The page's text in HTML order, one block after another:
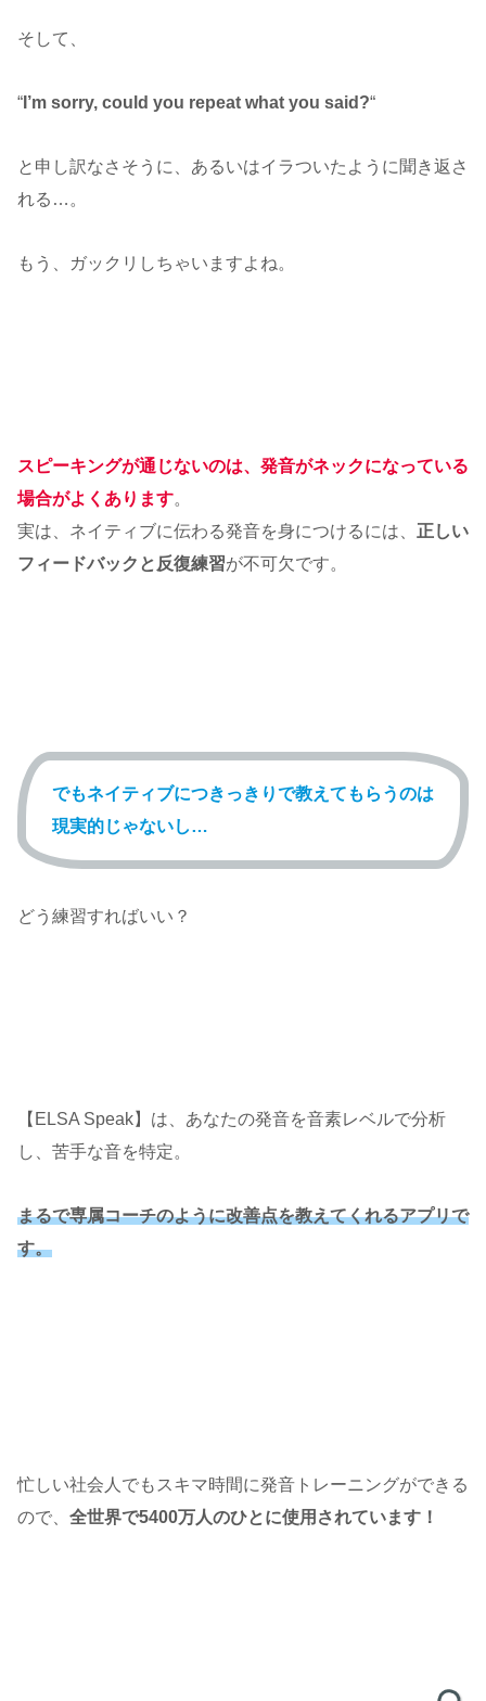
そして、
“ I’m sorry, could you repeat what you said?“
と申し訳なさそうに、あるいはイラついたように聞き返さ
れる…。
もう、ガックリしちゃいますよね。
スピーキングが通じないのは、発音がネックになっている
場合がよくあります。
実は、ネイティブに伝わる発音を身につけるには、 正しい
フィードバックと反復練習が不可欠です。
でもネイティブにつきっきりで教えてもらうのは
現実的じゃないし…
どう練習すればいい？
【ELSA Speak】は、あなたの発音を音素レベルで分析
し、苦手な音を特定。
まるで専属コーチのように改善点を教えてくれるアプリで
す。
忙しい社会人でもスキマ時間に発音トレーニングができる
ので、 全世界で5400万人のひとに使用されています！